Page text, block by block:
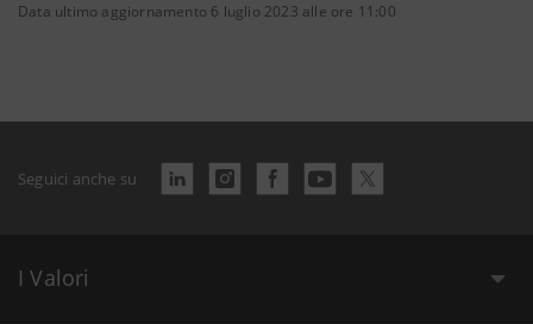
Data ultimo aggiornamento 6 luglio 2023 alle ore 11:00
Seguici anche su
I Valori